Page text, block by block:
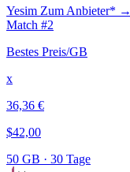
Yesim Zum Anbieter* →
Match #2
Bestes Preis/GB
x
36,36 €
$42,00
50 GB · 30 Tage